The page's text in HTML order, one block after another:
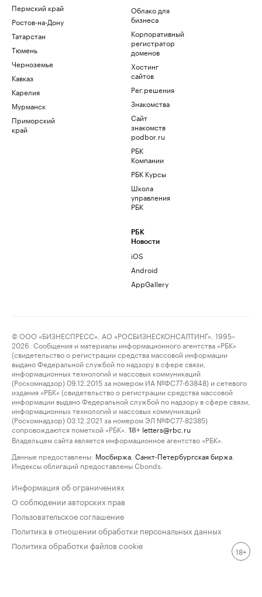
Пермский край
Ростов-на-Дону
Татарстан
Тюмень
Черноземье
Кавказ
Карелия
Мурманск
Приморский
край
Облако для
бизнеса
Корпоративный
регистратор
доменов
Хостинг
сайтов
Рег.решения
Знакомства
Сайт
знакомств
podbor.ru
РБК
Компании
РБК Курсы
Школа
управления
РБК
РБК
Новости
iOS
Android
AppGallery
© ООО «БИЗНЕСПРЕСС», АО «РОСБИЗНЕСКОНСАЛТИНГ», 1995–
2026. Сообщения и материалы информационного агентства «РБК»
(свидетельство о регистрации средства массовой информации
выдано Федеральной службой по надзору в сфере связи,
информационных технологий и массовых коммуникаций
(Роскомнадзор) 09.12.2015 за номером ИА №ФС77-63848) и сетевого
издания «РБК» (свидетельство о регистрации средства массовой
информации выдано Федеральной службой по надзору в сфере связи,
информационных технологий и массовых коммуникаций
(Роскомнадзор) 03.12.2021 за номером ЭЛ №ФС77-82385)
сопровождаются пометкой «РБК».
18+ letters@rbc.ru
Владельцем сайта является информационное агентство «РБК».
Данные предоставлены: Мосбиржа Санкт-Петербургская биржа
Индексы облигаций предоставлены Cbonds.
Информация об ограничениях
О соблюдении авторских прав
Пользовательское соглашение
Политика в отношении обработки персональных данных
Политика обработки файлов cookie
18+